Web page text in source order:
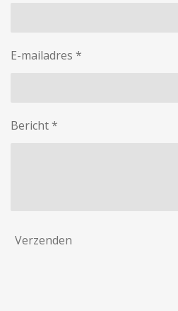
E-mailadres *
Bericht *
Verzenden